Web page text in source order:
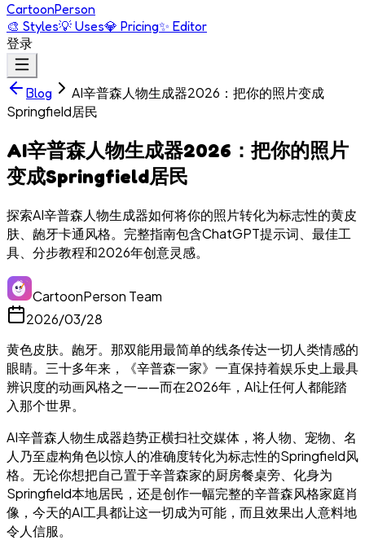
CartoonPerson
🎨 Styles💡 Uses💎 Pricing✨ Editor
登录
Blog
AI辛普森人物生成器2026：把你的照片变成
Springfield居民
AI辛普森人物生成器2026：把你的照片
变成Springfield居民
探索AI辛普森人物生成器如何将你的照片转化为标志性的黄皮
肤、龅牙卡通风格。完整指南包含ChatGPT提示词、最佳工
具、分步教程和2026年创意灵感。
CartoonPerson Team
2026/03/28
黄色皮肤。龅牙。那双能用最简单的线条传达一切人类情感的
眼睛。三十多年来，《辛普森一家》一直保持着娱乐史上最具
辨识度的动画风格之一——而在2026年，AI让任何人都能踏
入那个世界。
AI辛普森人物生成器趋势正横扫社交媒体，将人物、宠物、名
人乃至虚构角色以惊人的准确度转化为标志性的Springfield风
格。无论你想把自己置于辛普森家的厨房餐桌旁、化身为
Springfield本地居民，还是创作一幅完整的辛普森风格家庭肖
像，今天的AI工具都让这一切成为可能，而且效果出人意料地
令人信服。